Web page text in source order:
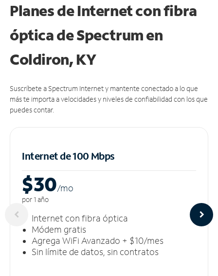
Planes de Internet con fibra
óptica de Spectrum en
Coldiron, KY
Suscríbete a Spectrum Internet y mantente conectado a lo que
más te importa a velocidades y niveles de confiabilidad con los que
puedes contar.
Internet de 100 Mbps
$30/mo
por 1 año
Internet con fibra óptica
Módem gratis
Agrega WiFi Avanzado + $10/mes
Sin límite de datos, sin contratos